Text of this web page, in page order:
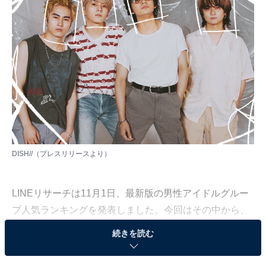
DISH//（ プレスリリース より）
LINEリサーチは11月1日、最新版の男性アイドルグルー
プ人気ランキングを発表しました。今回はその中から、
10代男性1639人が回答した、「1番好きな男性アイドル
グループ」をランキング形式で紹介します！
続きを読む